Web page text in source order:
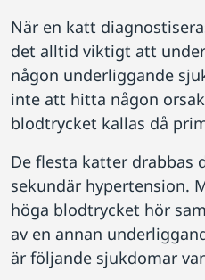
När en katt
det alltid viktigt att
någon underliggande
inte att hitta någon
blodtrycket kallas då
De flesta katter drabbas
sekundär hypertension.
höga blodtrycket hör
av en annan
är följande sjukdomar